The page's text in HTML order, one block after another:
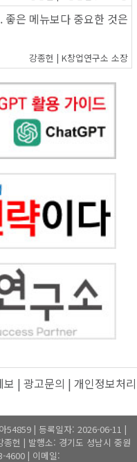
좋은 메뉴보다 중요한 것은
강종헌 | K창업연구소 소장
보 | 광고문의 | 개인정보처리
54859 | 등록일자: 2026-06-11 |
헌 | 발행소: 경기도 성남시 중원
4600 | 이메일: